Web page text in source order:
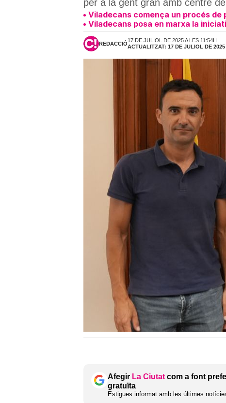
per a la gent gran amb centre
Viladecans comença un procés de
Viladecans posa en marxa la
REDACCIÓ
17 DE JULIOL DE 2025 A LES 11:54H
ACTUALITZAT: 17 DE JULIOL DE
Afegir La Ciutat com a font
gratuïta
Estigues informat amb les últimes